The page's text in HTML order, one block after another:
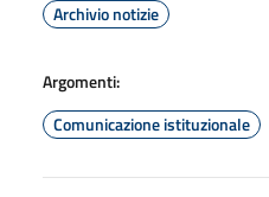
Archivio notizie
Argomenti:
Comunicazione istituzionale